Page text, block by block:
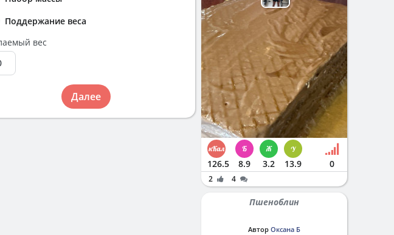
Поддержание веса
вес
Далее
126.5 8.9 3.2 13.9 0
2 4
Пшеноблин
Автор Оксана Б